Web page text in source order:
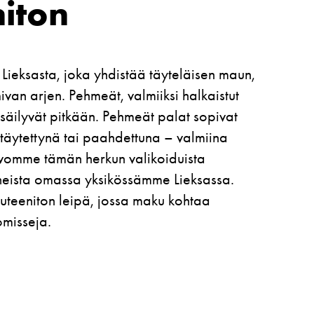
joka yhdistää täyteläisen maun,
arjen. Pehmeät, valmiiksi halkaistut
pitkään. Pehmeät palat sopivat
tai paahdettuna – valmiina
tämän herkun valikoiduista
omassa yksikössämme Lieksassa.
leipä, jossa maku kohtaa